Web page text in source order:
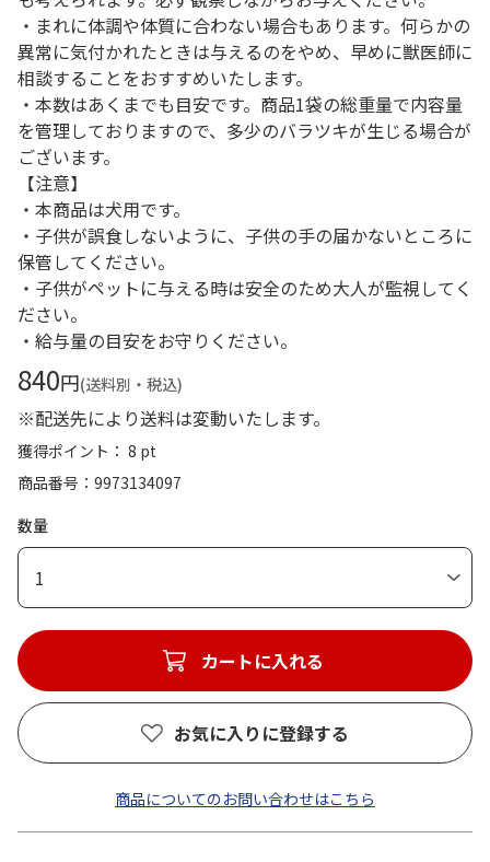
・まれに体調や体質に合わない場合もあります。何らかの
異常に気付かれたときは与えるのをやめ、早めに獣医師に
相談することをおすすめいたします。
・本数はあくまでも目安です。商品1袋の総重量で内容量
を管理しておりますので、多少のバラツキが生じる場合が
ございます。
【注意】
・本商品は犬用です。
・子供が誤食しないように、子供の手の届かないところに
保管してください。
・子供がペットに与える時は安全のため大人が監視してく
ださい。
・給与量の目安をお守りください。
840円(送料別・税込)
※配送先により送料は変動いたします。
獲得ポイント： 8 pt
商品番号
9973134097
数量
1
カートに入れる
お気に入りに登録する
商品についてのお問い合わせはこちら